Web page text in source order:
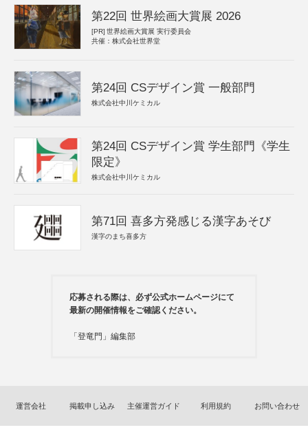
第22回 世界絵画大賞展 2026
[PR] 世界絵画大賞展 実行委員会
共催：株式会社世界堂
第24回 CSデザイン賞 一般部門
株式会社中川ケミカル
第24回 CSデザイン賞 学生部門《学生
限定》
株式会社中川ケミカル
第71回 喜多方発感じる漢字あそび
漢字のまち喜多方
応募される際は、必ず公式ホームページにて
最新の開催情報をご確認ください。
「登竜門」編集部
運営会社 掲載申し込み 主催運営ガイド 利用規約 お問い合わせ